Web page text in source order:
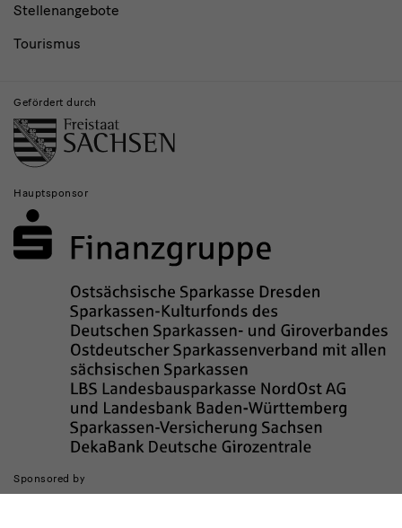
Stellenangebote
Tourismus
Gefördert durch
Hauptsponsor
Sponsored by